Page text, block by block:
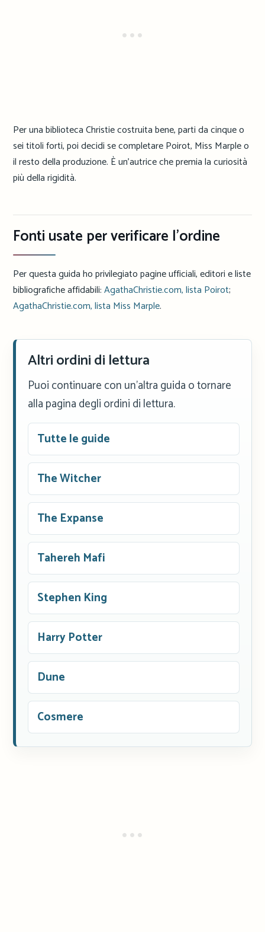
Per una biblioteca Christie costruita bene, parti da cinque o
sei titoli forti, poi decidi se completare Poirot, Miss Marple o
il resto della produzione. È un’autrice che premia la curiosità
più della rigidità.
Fonti usate per verificare l’ordine
Per questa guida ho privilegiato pagine ufficiali, editori e liste
bibliografiche affidabili:AgathaChristie.com, lista Poirot;
AgathaChristie.com, lista Miss Marple.
Altri ordini di lettura
Puoi continuare con un'altra guida o tornare
alla pagina degli ordini di lettura.
Tutte le guide
The Witcher
The Expanse
Tahereh Mafi
Stephen King
Harry Potter
Dune
Cosmere